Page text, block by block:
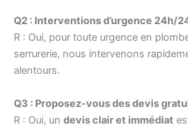
Q2 : Interventions d’urgence 24h/
R : Oui, pour toute urgence en
serrurerie, nous intervenons
alentours.
Q3 : Proposez-vous des devis
R : Oui, un devis clair et immédiat